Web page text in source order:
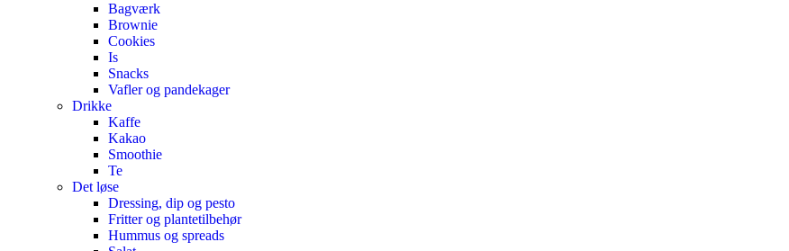
Bagværk
Brownie
Cookies
Is
Snacks
Vafler og pandekager
Drikke
Kaffe
Kakao
Smoothie
Te
Det løse
Dressing, dip og pesto
Fritter og plantetilbehør
Hummus og spreads